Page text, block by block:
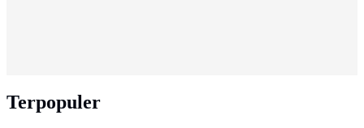
Terpopuler